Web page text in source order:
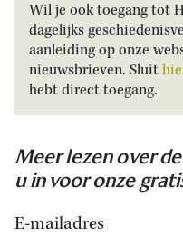
Wil je ook toegang tot
dagelijks
aanleiding op onze
nieuwsbrieven. Sluit
hebt direct toegang.
Meer lezen over
u in voor onze
E-mailadres